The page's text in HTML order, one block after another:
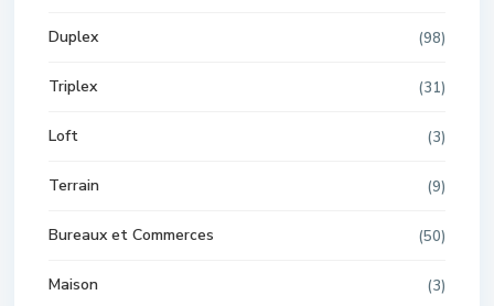
Duplex (98)
Triplex (31)
Loft (3)
Terrain (9)
Bureaux et Commerces (50)
Maison (3)